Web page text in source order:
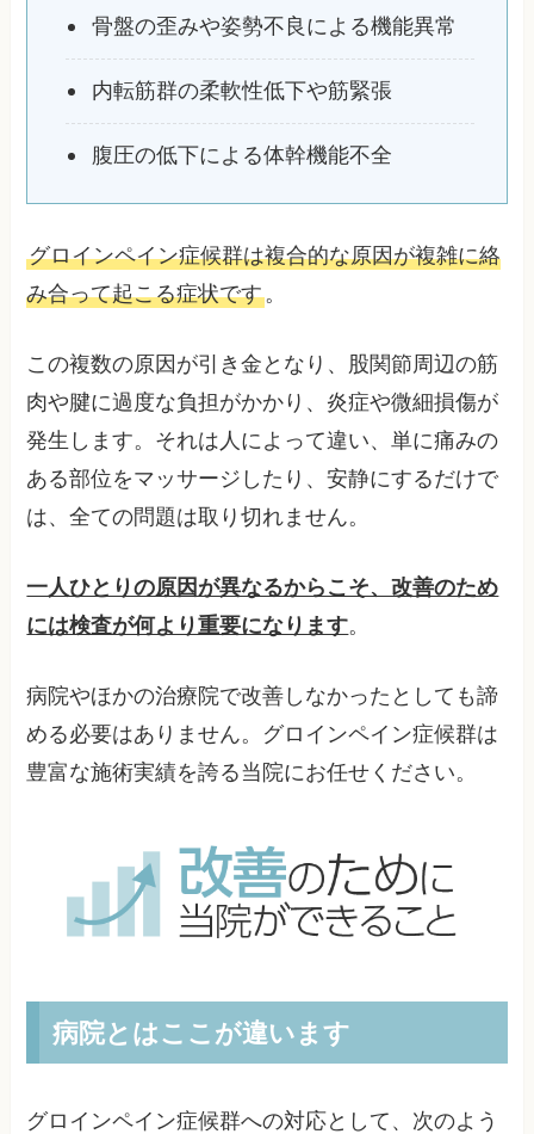
骨盤の歪みや姿勢不良による機能異常
内転筋群の柔軟性低下や筋緊張
腹圧の低下による体幹機能不全
グロインペイン症候群は複合的な原因が複雑に絡
み合って起こる症状です。
この複数の原因が引き金となり、股関節周辺の筋
肉や腱に過度な負担がかかり、炎症や微細損傷が
発生します。それは人によって違い、単に痛みの
ある部位をマッサージしたり、安静にするだけで
は、全ての問題は取り切れません。
一人ひとりの原因が異なるからこそ、改善のため
には検査が何より重要になります。
病院やほかの治療院で改善しなかったとしても諦
める必要はありません。グロインペイン症候群は
豊富な施術実績を誇る当院にお任せください。
病院とはここが違います
グロインペイン症候群への対応として、次のよう